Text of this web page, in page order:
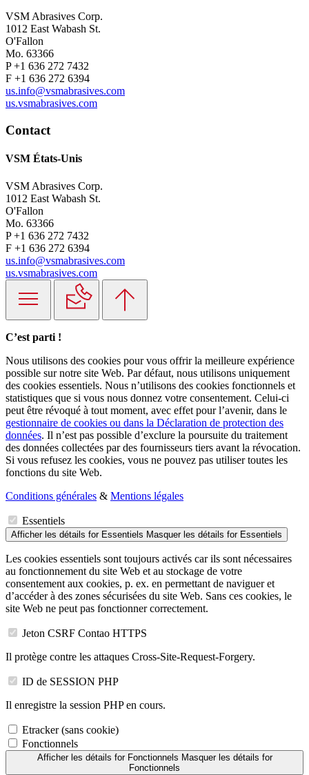
VSM Abrasives Corp.
1012 East Wabash St.
O'Fallon
Mo. 63366
P +1 636 272 7432
F +1 636 272 6394
us.info@vsmabrasives.com
us.vsmabrasives.com
Contact
VSM États-Unis
VSM Abrasives Corp.
1012 East Wabash St.
O'Fallon
Mo. 63366
P +1 636 272 7432
F +1 636 272 6394
us.info@vsmabrasives.com
us.vsmabrasives.com
C’est parti !
Nous utilisons des cookies pour vous offrir la meilleure expérience
possible sur notre site Web. Par défaut, nous utilisons uniquement
des cookies essentiels. Nous n’utilisons des cookies fonctionnels et
statistiques que si vous nous donnez votre consentement. Celui-ci
peut être révoqué à tout moment, avec effet pour l’avenir, dans le
gestionnaire de cookies ou dans la Déclaration de protection des
données. Il n’est pas possible d’exclure la poursuite du traitement
des données collectées par des fournisseurs tiers avant la révocation.
Si vous refusez les cookies, vous ne pouvez pas utiliser toutes les
fonctions du site Web.
Conditions générales & Mentions légales
Essentiels
Afficher les détails for Essentiels Masquer les détails for Essentiels
Les cookies essentiels sont toujours activés car ils sont nécessaires
au fonctionnement du site Web et au stockage de votre
consentement aux cookies, p. ex. en permettant de naviguer et
d’accéder à des zones sécurisées du site Web. Sans ces cookies, le
site Web ne peut pas fonctionner correctement.
Jeton CSRF Contao HTTPS
Il protège contre les attaques Cross-Site-Request-Forgery.
ID de SESSION PHP
Il enregistre la session PHP en cours.
Etracker (sans cookie)
Fonctionnels
Afficher les détails for Fonctionnels Masquer les détails for
Fonctionnels